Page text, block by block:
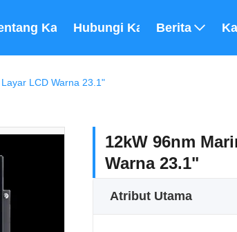
Kami Hubungi KamiBerita
LCD Warna 23.1"
12kW 96nm
Warna 23.1"
Atribut Utama